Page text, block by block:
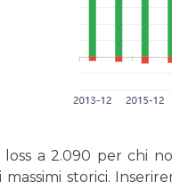
loss a 2.090 per chi
storici.